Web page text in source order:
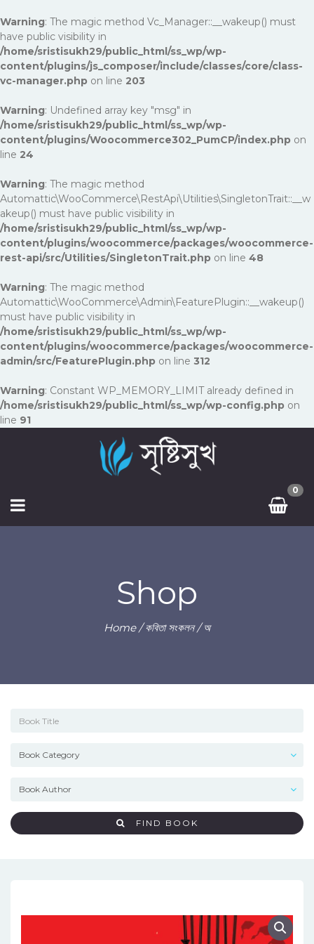
Warning: The magic method Vc_Manager::__wakeup() must
have public visibility in
/home/sristisukh29/public_html/ss_wp/wp-
content/plugins/js_composer/include/classes/core/class-
vc-manager.php on line 203
Warning: Undefined array key "msg" in
/home/sristisukh29/public_html/ss_wp/wp-
content/plugins/Woocommerce302_PumCP/index.php on
line 24
Warning: The magic method
Automattic\WooCommerce\RestApi\Utilities\SingletonTrait::__w
akeup() must have public visibility in
/home/sristisukh29/public_html/ss_wp/wp-
content/plugins/woocommerce/packages/woocommerce-
rest-api/src/Utilities/SingletonTrait.php on line 48
Warning: The magic method
Automattic\WooCommerce\Admin\FeaturePlugin::__wakeup()
must have public visibility in
/home/sristisukh29/public_html/ss_wp/wp-
content/plugins/woocommerce/packages/woocommerce-
admin/src/FeaturePlugin.php on line 312
Warning: Constant WP_MEMORY_LIMIT already defined in
/home/sristisukh29/public_html/ss_wp/wp-config.php on
line 91
0
Shop
Home/কবিতা সংকলন/ অ
FIND BOOK